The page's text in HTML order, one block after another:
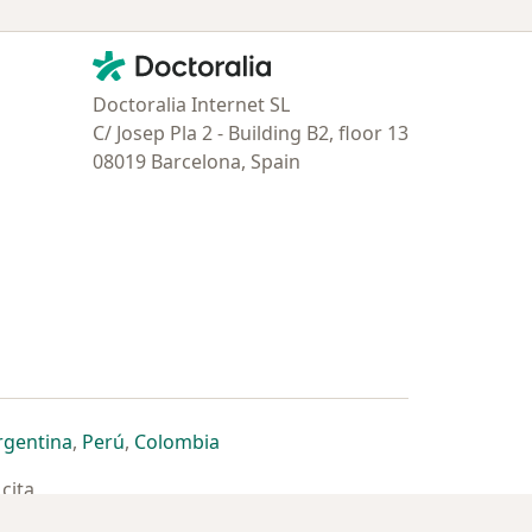
Contacto
Doctoralia - Página de inicio
Doctoralia Internet SL
C/ Josep Pla 2 - Building B2, floor 13
08019 Barcelona, Spain
pestaña
una nueva pestaña
en una nueva pestaña
se abre en una nueva pestaña
, Perúse abre en una nueva pestaña
, Colombiase abre en una nueva pestaña